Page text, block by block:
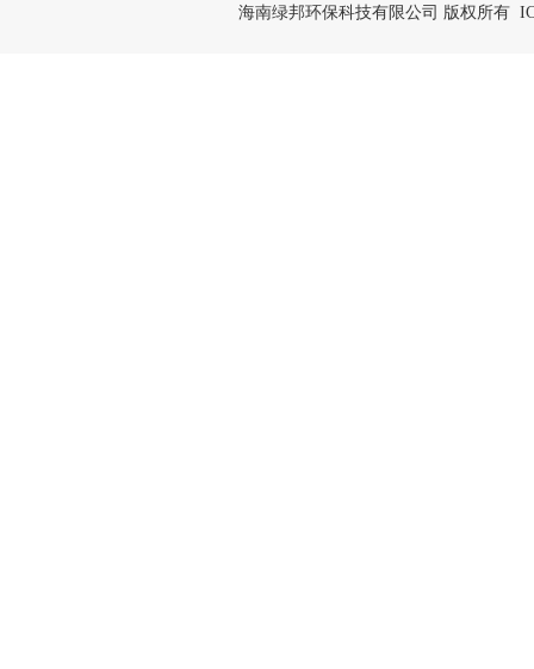
海南绿邦环保科技有限公司 版权所有